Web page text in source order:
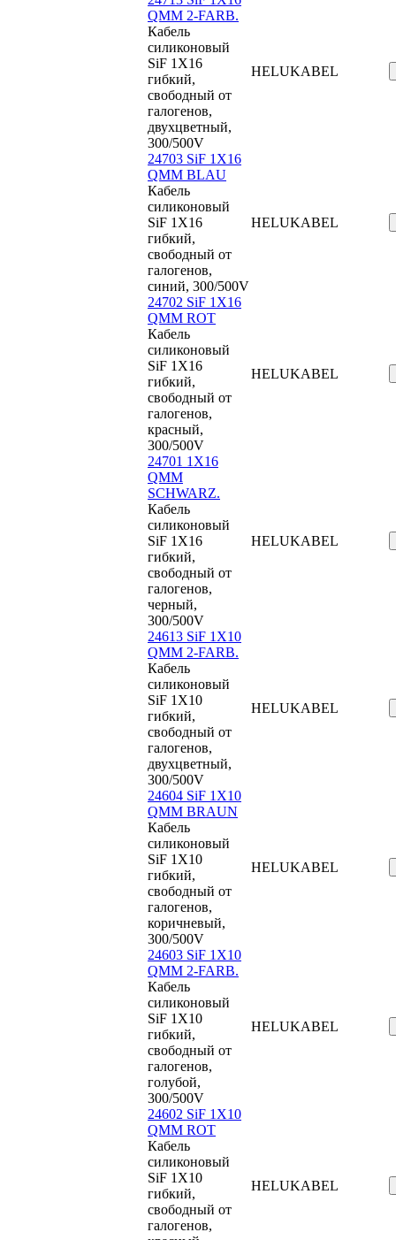
QMM 2-FARB.
Кабель
силиконовый
SiF 1X16
гибкий,
свободный от
галогенов,
двухцветный,
300/500V
HELUKABEL
24703 SiF 1X16
QMM BLAU
Кабель
силиконовый
SiF 1X16
гибкий,
свободный от
галогенов,
синий, 300/500V
HELUKABEL
24702 SiF 1X16
QMM ROT
Кабель
силиконовый
SiF 1X16
гибкий,
свободный от
галогенов,
красный,
300/500V
HELUKABEL
24701 1X16
QMM
SCHWARZ.
Кабель
силиконовый
SiF 1X16
гибкий,
свободный от
галогенов,
черный,
300/500V
HELUKABEL
24613 SiF 1X10
QMM 2-FARB.
Кабель
силиконовый
SiF 1X10
гибкий,
свободный от
галогенов,
двухцветный,
300/500V
HELUKABEL
24604 SiF 1X10
QMM BRAUN
Кабель
силиконовый
SiF 1X10
гибкий,
свободный от
галогенов,
коричневый,
300/500V
HELUKABEL
24603 SiF 1X10
QMM 2-FARB.
Кабель
силиконовый
SiF 1X10
гибкий,
свободный от
галогенов,
голубой,
300/500V
HELUKABEL
24602 SiF 1X10
QMM ROT
Кабель
силиконовый
SiF 1X10
гибкий,
свободный от
галогенов,
HELUKABEL